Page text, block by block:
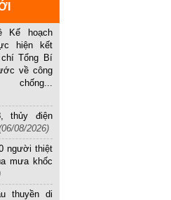
Kế hoạch
hiện kết
chí Tổng Bí
về công
chống...
thủy điện
08/2026)
người thiệt
mưa khốc
thuyền di